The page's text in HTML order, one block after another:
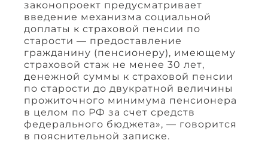
законопроект предусматривает
введение механизма социальной
доплаты к страховой пенсии по
старости — предоставление
гражданину (пенсионеру), имеющему
страховой стаж не менее 30 лет,
денежной суммы к страховой пенсии
по старости до двукратной величины
прожиточного минимума пенсионера
в целом по РФ за счет средств
федерального бюджета», — говорится
в пояснительной записке.